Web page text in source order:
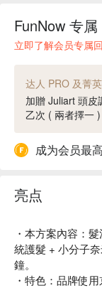
FunNow 专属
立即了解会员专属
达人 PRO 及菁
加贈 Juliart 頭皮
乙次 ( 兩者擇一 )
成为会员最
亮点
・本方案內容：
統護髮 + 小分子
鐘。
・特色：品牌使